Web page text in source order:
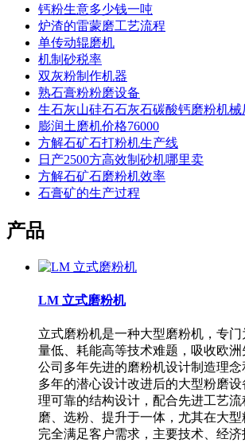
钙粉生意多少钱一吨
炉渣的雷蒙磨工艺流程
单传动辊磨机
机制砂税率
双灰粉制作机器
熟石膏粉粉磨设备
生石灰山硅石石灰石碳酸钙磨粉机械
膨润土磨机价格76000
方解石矿石打粉机生产线
日产2500方高效制砂机哪里卖
方解石矿石磨粉机效率
石膏矿的生产过程
产品
LM 立式磨粉机
立式磨粉机是一种大型磨粉机，专
量低、耗能高等技术难题，吸收欧
公司多年先进的磨粉机设计制造理
多年的潜心设计改进后的大型粉磨
理可靠的结构设计，配合先进工艺
磨、选粉、提升于一体，尤其在大
完全满足客户需求，主要技术、经